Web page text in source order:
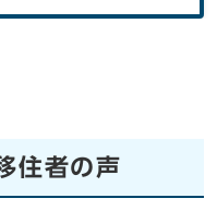
住者の声